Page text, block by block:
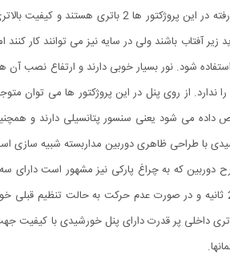
زیر آفتاب باشند ولی در سایه نیز می توانند
را ندارد. از روی پنل در این پروژکتور ها می
می شود یعنی سنسور پتانسیلی دارند و
با طراحی ظاهری دوربین مداربسته شبیه سازی
روشن و پس از 20 ثانیه و در صورت عدم حرکت به حالت